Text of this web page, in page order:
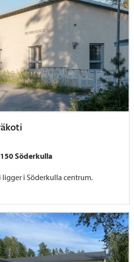
Söderkulla
i Söderkulla centrum.